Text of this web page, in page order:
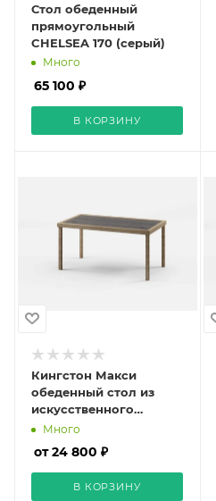
Стол обеденный
прямоугольный
CHELSEA 170 (серый)
Много
65 100 ₽
В КОРЗИНУ
Кингстон Макси
обеденный стол из
искусственного
ротанга (wood)
Много
от 24 800 ₽
В КОРЗИНУ